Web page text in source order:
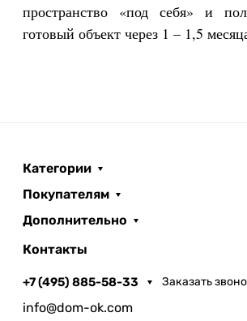
пространство «под себя» и
готовый объект через 1 – 1,5
Категории
Покупателям
Дополнительно
Контакты
+7 (495) 885-58-33 Заказать
info@dom-ok.com